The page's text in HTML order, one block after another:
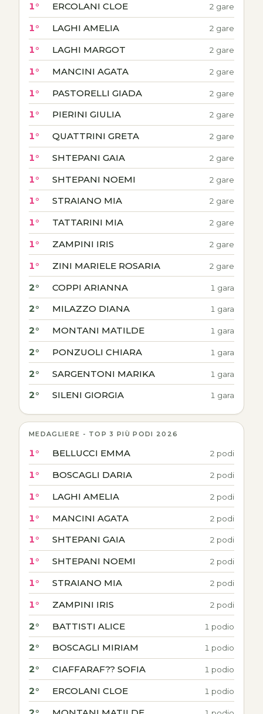
1° ERCOLANI CLOE 2 gare
1° LAGHI AMELIA 2 gare
1° LAGHI MARGOT 2 gare
1° MANCINI AGATA 2 gare
1° PASTORELLI GIADA 2 gare
1° PIERINI GIULIA 2 gare
1° QUATTRINI GRETA 2 gare
1° SHTEPANI GAIA 2 gare
1° SHTEPANI NOEMI 2 gare
1° STRAIANO MIA 2 gare
1° TATTARINI MIA 2 gare
1° ZAMPINI IRIS 2 gare
1° ZINI MARIELE ROSARIA 2 gare
2° COPPI ARIANNA 1 gara
2° MILAZZO DIANA 1 gara
2° MONTANI MATILDE 1 gara
2° PONZUOLI CHIARA 1 gara
2° SARGENTONI MARIKA 1 gara
2° SILENI GIORGIA 1 gara
MEDAGLIERE - TOP 3 PIÙ PODI 2026
1° BELLUCCI EMMA 2 podi
1° BOSCAGLI DARIA 2 podi
1° LAGHI AMELIA 2 podi
1° MANCINI AGATA 2 podi
1° SHTEPANI GAIA 2 podi
1° SHTEPANI NOEMI 2 podi
1° STRAIANO MIA 2 podi
1° ZAMPINI IRIS 2 podi
2° BATTISTI ALICE 1 podio
2° BOSCAGLI MIRIAM 1 podio
2° CIAFFARAF?? SOFIA 1 podio
2° ERCOLANI CLOE 1 podio